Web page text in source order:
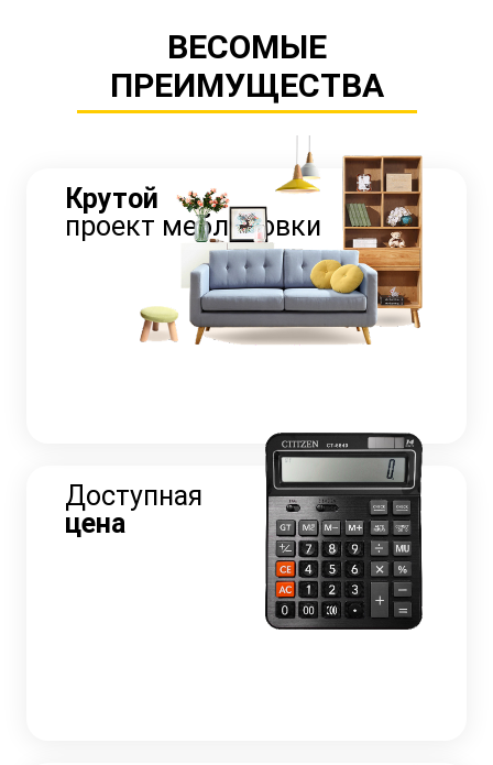
ВЕСОМЫЕ
ПРЕИМУЩЕСТВА
Крутой
проект меблировки
Доступная
цена